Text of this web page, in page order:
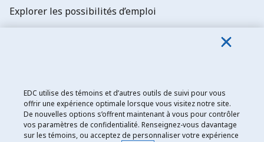
Explorer les possibilités d’emploi
Exportation et développement Canada
Énoncé de confidentialité
EDC utilise des témoins et d’autres outils de suivi pour vous
offrir une expérience optimale lorsque vous visitez notre site.
De nouvelles options s’offrent maintenant à vous pour contrôler
vos paramètres de confidentialité. Renseignez-vous davantage
sur les témoins, ou acceptez de personnaliser votre expérience